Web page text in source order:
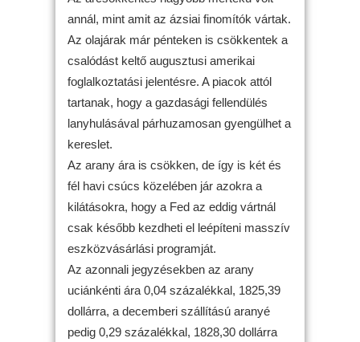
annál, mint amit az ázsiai finomítók vártak.
Az olajárak már pénteken is csökkentek a
csalódást keltő augusztusi amerikai
foglalkoztatási jelentésre. A piacok attól
tartanak, hogy a gazdasági fellendülés
lanyhulásával párhuzamosan gyengülhet a
kereslet.
Az arany ára is csökken, de így is két és
fél havi csúcs közelében jár azokra a
kilátásokra, hogy a Fed az eddig vártnál
csak később kezdheti el leépíteni masszív
eszközvásárlási programját.
Az azonnali jegyzésekben az arany
uciánkénti ára 0,04 százalékkal, 1825,39
dollárra, a decemberi szállítású aranyé
pedig 0,29 százalékkal, 1828,30 dollárra